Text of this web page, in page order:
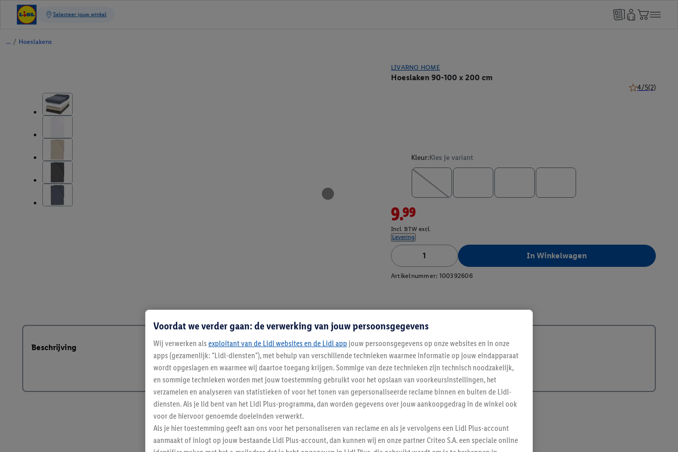
/ Hoeslakens
LIVARNO HOME
Hoeslaken 90-100 x 200 cm
4/5(2)
Kleur:Kies je variant
9.99
Incl. BTW excl.
Levering
In Winkelwagen
Artikelnummer: 100392606
Beschrijving
Voordat we verder gaan: de verwerking van jouw persoonsgegevens
Wij verwerken als exploitant van de Lidl websites en de Lidl app jouw persoonsgegevens op onze websites en in onze
apps (gezamenlijk: "Lidl-diensten"), met behulp van verschillende technieken waarmee informatie op jouw eindapparaat
wordt opgeslagen en waarmee wij daartoe toegang krijgen. Sommige van deze technieken zijn technisch noodzakelijk,
en sommige technieken worden met jouw toestemming gebruikt voor het opslaan van voorkeursinstellingen, het
verzamelen en analyseren van statistieken of voor het tonen van gepersonaliseerde reclame binnen en buiten de Lidl-
diensten. Als je lid bent van het Lidl Plus-programma, dan worden gegevens over jouw aankoopgedrag in de winkel ook
voor de hiervoor genoemde doeleinden verwerkt.
Als je hier toestemming geeft aan ons voor het personaliseren van reclame en als je vervolgens een Lidl Plus-account
aanmaakt of inlogt op jouw bestaande Lidl Plus-account, dan kunnen wij en onze partner Criteo S.A. een speciale online